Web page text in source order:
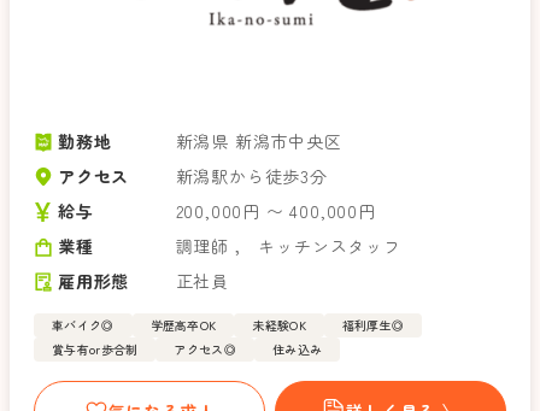
勤務地
新潟県 新潟市中央区
アクセス
新潟駅から徒歩3分
給与
200,000円 〜 400,000円
業種
調理師 ，
キッチンスタッフ
雇用形態
正社員
車バイク◎ 学歴高卒OK 未経験OK
福利厚生◎
賞与有or歩合制
アクセス◎ 住み込み